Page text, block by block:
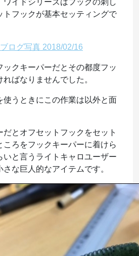
ワイドシリーズはフックの刺し
トフックが基本セッティングで
ックキーパーだとその都度フッ
ばなりませんでした。
使うときにこの作業は以外と面
だとオフセットフックをセット
ころをフックキーパーに着けら
いと言うライトキャロユーザー
な巨人的なアイテムです。